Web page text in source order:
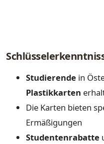
Studierende in
Plastikkarten
Die Karten bieten
Ermäßigungen
Studentenrabatte